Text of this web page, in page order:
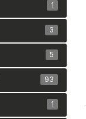
1
3
5
93
1